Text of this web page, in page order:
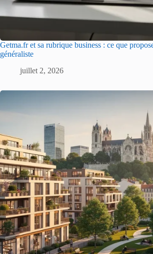
Getma.fr et sa rubrique business : ce que
généraliste
juillet 2, 2026